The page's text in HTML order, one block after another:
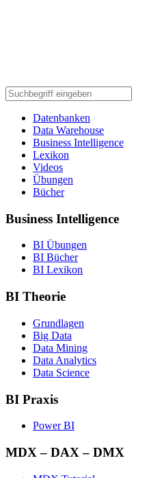
Datenbanken
Data Warehouse
Business Intelligence
Lexikon
Videos
Übungen
Bücher
Business Intelligence
BI Übungen
BI Bücher
BI Lexikon
BI Theorie
Grundlagen
Big Data
Data Mining
Data Analytics
Data Science
BI Praxis
Power BI
MDX – DAX – DMX